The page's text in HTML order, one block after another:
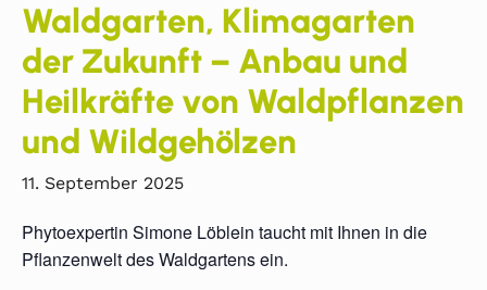
Waldgarten, Klimagarten
der Zukunft – Anbau und
Heilkräfte von Waldpflanzen
und Wildgehölzen
11. September 2025
Phytoexpertin Simone Löblein taucht mit Ihnen in die
Pflanzenwelt des Waldgartens ein.